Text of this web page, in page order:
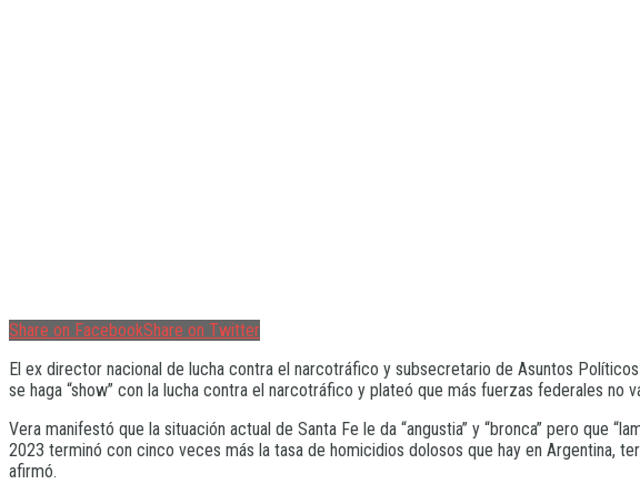
Share on FacebookShare on Twitter
El ex director nacional de lucha contra el narcotráfico y subsecretario de Asuntos
se haga “show” con la lucha contra el narcotráfico y plateó que más fuerzas federales no
Vera manifestó que la situación actual de Santa Fe le da “angustia” y “bronca” pero que
2023 terminó con cinco veces más la tasa de homicidios dolosos que hay en Argentina,
afirmó.